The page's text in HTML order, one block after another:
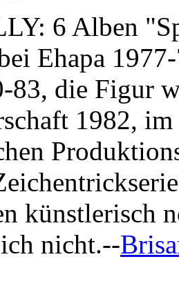
6 Alben
Ehapa
83, die Figur
1982,
künstlerisch
nicht.--